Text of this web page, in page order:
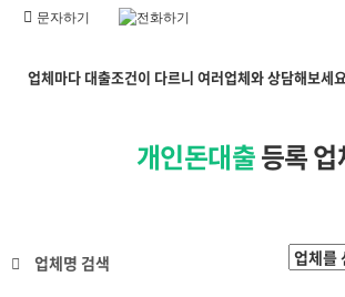
문자하기 전화하기
업체마다 대출조건이 다르니 여러업체와 상담해보세
개인돈대출등록 업
업체명 검색